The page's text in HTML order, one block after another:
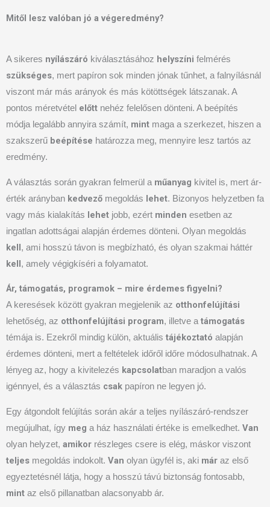
Mitől lesz valóban jó a végeredmény?
A sikeres nyílászáró kiválasztásához helyszíni felmérés
szükséges, mert papíron sok minden jónak tűnhet, a falnyílásnál
viszont már más arányok és más kötöttségek látszanak. A
pontos méretvétel előtt nehéz felelősen dönteni. A beépítés
módja legalább annyira számít, mint maga a szerkezet, hiszen a
szakszerű beépítése határozza meg, mennyire lesz tartós az
eredmény.
A választás során gyakran felmerül a műanyag kivitel is, mert ár-
érték arányban kedvező megoldás lehet. Bizonyos helyzetben fa
vagy más kialakítás lehet jobb, ezért minden esetben az
ingatlan adottságai alapján érdemes dönteni. Olyan megoldás
kell, ami hosszú távon is megbízható, és olyan szakmai háttér
kell, amely végigkíséri a folyamatot.
Ár, támogatás, programok – mire érdemes figyelni?
A keresések között gyakran megjelenik az otthonfelújítási
lehetőség, az otthonfelújítási program, illetve atámogatás
témája is. Ezekről mindig külön, aktuális tájékoztató alapján
érdemes dönteni, mert a feltételek időről időre módosulhatnak. A
lényeg az, hogy a kivitelezés kapcsolatban maradjon a valós
igénnyel, és a választás csak papíron ne legyen jó.
Egy átgondolt felújítás során akár a teljes nyílászáró-rendszer
megújulhat, így meg a ház használati értéke is emelkedhet. Van
olyan helyzet, amikor részleges csere is elég, máskor viszont
teljes megoldás indokolt. Van olyan ügyfél is, aki már az első
egyeztetésnél látja, hogy a hosszú távú biztonság fontosabb,
mint az első pillanatban alacsonyabb ár.